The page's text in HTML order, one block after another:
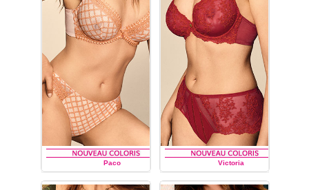
bonnet A au bonnet
I,
soutien-gorge
armatures
emboîtant,
Tulipe ,
push up ,
gorge corbeille,
culotte, shorty, tanga,
porte-jarretelles.
Paco
LOUISA BRACQ
Victoria
LOUISA BRACQ